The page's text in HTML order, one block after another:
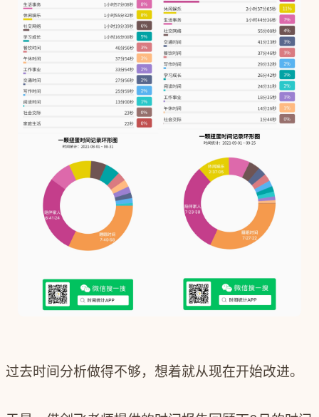
过去时间分析做得不够，想着就从现在开始改进。